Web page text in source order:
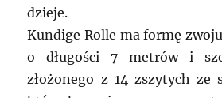
dzieje.
Kundige Rolle ma formę
o długości 7 metrów i
złożonego z 14 zszytych ze